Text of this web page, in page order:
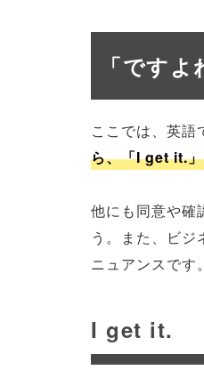
「です
ここでは、英語
ら、「I get it.
他にも同意や確
う。また、ビ
ニュアンスです。
I get it.